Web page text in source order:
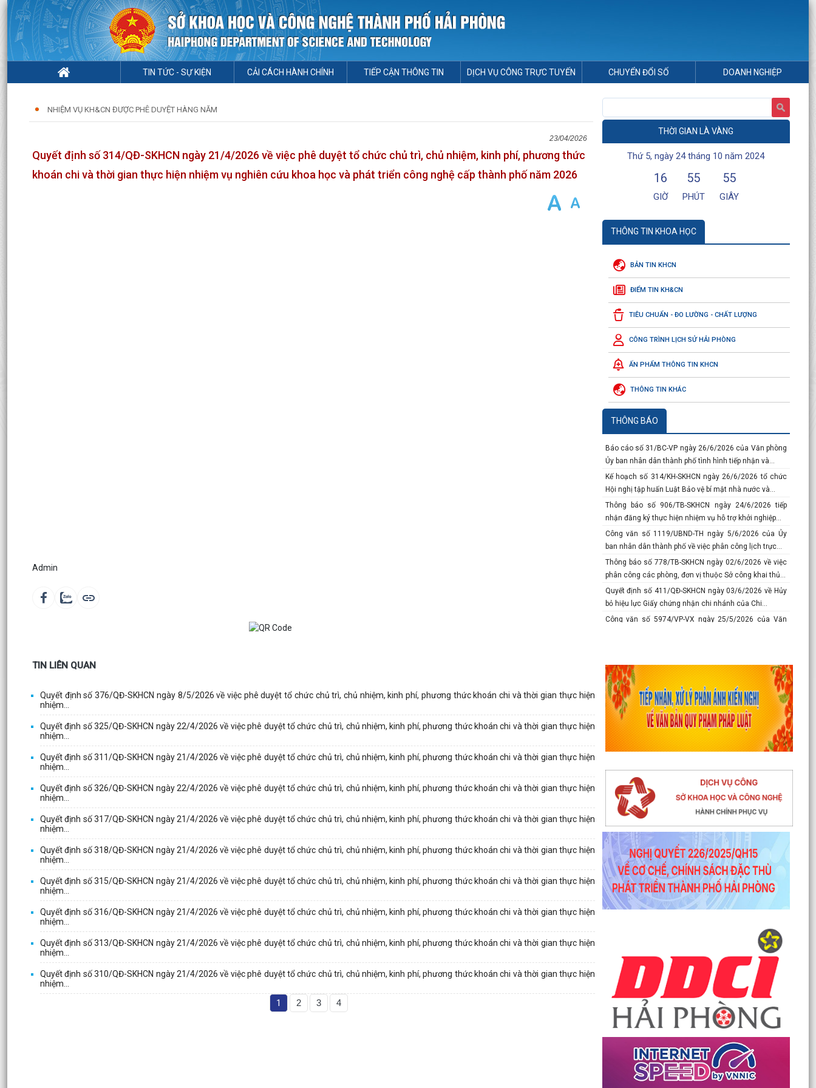
TIN TỨC - SỰ KIỆN CẢI CÁCH HÀNH CHÍNH TIẾP CẬN THÔNG TIN DỊCH VỤ CÔNG TRỰC TUYẾN CHUYỂN ĐỔI SỐ DOANH NGHIỆP
NHIỆM VỤ KH&CN ĐƯỢC PHÊ DUYỆT HÀNG NĂM
23/04/2026
Quyết định số 314/QĐ-SKHCN ngày 21/4/2026 về việc phê duyệt tổ chức chủ trì, chủ nhiệm, kinh phí, phương thức
khoán chi và thời gian thực hiện nhiệm vụ nghiên cứu khoa học và phát triển công nghệ cấp thành phố năm 2026
Admin
TIN LIÊN QUAN
Quyết định số 376/QĐ-SKHCN ngày 8/5/2026 về việc phê duyệt tổ chức chủ trì, chủ nhiệm, kinh phí, phương thức khoán chi và thời gian thực hiện
nhiệm...
Quyết định số 325/QĐ-SKHCN ngày 22/4/2026 về việc phê duyệt tổ chức chủ trì, chủ nhiệm, kinh phí, phương thức khoán chi và thời gian thực hiện
nhiệm...
Quyết định số 311/QĐ-SKHCN ngày 21/4/2026 về việc phê duyệt tổ chức chủ trì, chủ nhiệm, kinh phí, phương thức khoán chi và thời gian thực hiện
nhiệm...
Quyết định số 326/QĐ-SKHCN ngày 22/4/2026 về việc phê duyệt tổ chức chủ trì, chủ nhiệm, kinh phí, phương thức khoán chi và thời gian thực hiện
nhiệm...
Quyết định số 317/QĐ-SKHCN ngày 21/4/2026 về việc phê duyệt tổ chức chủ trì, chủ nhiệm, kinh phí, phương thức khoán chi và thời gian thực hiện
nhiệm...
Quyết định số 318/QĐ-SKHCN ngày 21/4/2026 về việc phê duyệt tổ chức chủ trì, chủ nhiệm, kinh phí, phương thức khoán chi và thời gian thực hiện
nhiệm...
Quyết định số 315/QĐ-SKHCN ngày 21/4/2026 về việc phê duyệt tổ chức chủ trì, chủ nhiệm, kinh phí, phương thức khoán chi và thời gian thực hiện
nhiệm...
Quyết định số 316/QĐ-SKHCN ngày 21/4/2026 về việc phê duyệt tổ chức chủ trì, chủ nhiệm, kinh phí, phương thức khoán chi và thời gian thực hiện
nhiệm...
Quyết định số 313/QĐ-SKHCN ngày 21/4/2026 về việc phê duyệt tổ chức chủ trì, chủ nhiệm, kinh phí, phương thức khoán chi và thời gian thực hiện
nhiệm...
Quyết định số 310/QĐ-SKHCN ngày 21/4/2026 về việc phê duyệt tổ chức chủ trì, chủ nhiệm, kinh phí, phương thức khoán chi và thời gian thực hiện
nhiệm...
1 2 3 4
THỜI GIAN LÀ VÀNG
Thứ 5, ngày 24 tháng 10 năm 2024
16
GIỜ
55
PHÚT
55
GIÂY
THÔNG TIN KHOA HỌC
BẢN TIN KHCN
ĐIỂM TIN KH&CN
TIÊU CHUẨN - ĐO LƯỜNG - CHẤT LƯỢNG
CÔNG TRÌNH LỊCH SỬ HẢI PHÒNG
ẤN PHẨM THÔNG TIN KHCN
THÔNG TIN KHÁC
THÔNG BÁO
Thông báo số 117-TB/VPTW ngày 04/7/2026 của của
Văn phòng Trung ương Đảng về Kết luận của đồng
chí...
Công văn số 3219/SKHCN-QLCN ngày 23/7/2026 về
việc đề cử doanh nghiệp tham gia xét chọn và vinh...
Báo cáo số 134-BC/ĐU ngày 10/7/2026 của Đảng ủy
Báo cáo số 458/BC-SKHCN ngày 06/7/2026 tổng kết
việc thi hành pháp luật về xét công nhận hiệu quả...
Thông báo số 934/TB-SKHCN ngày 29/6/2026 về việc
tiếp nhận hồ sơ đề nghị hỗ trợ theo phương thức hỗ...
Báo cáo số 31/BC-VP ngày 26/6/2026 của Văn phòng
Ủy ban nhân dân thành phố tình hình tiếp nhận và...
Kế hoạch số 314/KH-SKHCN ngày 26/6/2026 tổ chức
Hội nghị tập huấn Luật Bảo vệ bí mật nhà nước và...
Thông báo số 906/TB-SKHCN ngày 24/6/2026 tiếp
nhận đăng ký thực hiện nhiệm vụ hỗ trợ khởi nghiệp...
Công văn số 1119/UBND-TH ngày 5/6/2026 của Ủy
ban nhân dân thành phố về việc phân công lịch trực...
Thông báo số 778/TB-SKHCN ngày 02/6/2026 về việc
phân công các phòng, đơn vị thuộc Sở công khai thủ...
Quyết định số 411/QĐ-SKHCN ngày 03/6/2026 về Hủy
bỏ hiệu lực Giấy chứng nhận chi nhánh của Chi...
Công văn số 5974/VP-VX ngày 25/5/2026 của Văn
tế về việc hướng dẫn nội dung chuyên môn khám
sức...
Thông báo số 618/TB-SKHCN ngày 10/5/2026 Số điện
thoại đường dây nóng và trang Facebook tiếp nhận...
Báo cáo số 277-BC/TU ngày 08/5/2026 của Thành ủy
về tình hình thự hiện nhiệm vụ tháng 4; nhiệm vụ,...
Ban thường vụ Thành ủy về tình hình thực hiện
nhiệm...
Công văn số 5167/VP-VX ngày 10/5/2026 của Văn
phòng Ủy ban nhân dân thành phố về việc tăng
cường...
Công văn số 1747/SKHCN-CCTĐC ngày 07/5/2026 về
việc đề nghị xem xét, nâng cấp, cải tiến hệ thống...
Thông báo số 370-TB/TU ngày 06/5/2026 ý kiến của
Thường trực Thành ủy về công tác chuẩn bị tổ chức...
Thông báo số 594/TB-SKHCN ngày 05/5/2026 Kết luận
Hội nghị đối thoại và giải quyết kiến nghị của...
Công văn số 4621/SYT-CCDSTE ngày 05/5/2026 của
Sở Y tế về việc tăng cường đảm bảo an toàn, phòng...
Công văn số 3817/STC-ĐKKD&QLDN ngày 04/5/2026
của Sở Tài chính về việc tuyên truyền, phổ biến kêu...
Công văn số 1524/SKHCN-HTS&CNg ngày 22/4/2026
Quyết định ban hành Quy chế phối hợp trong hoạt
động...
Công văn số 1456/SKHCN-QLCN ngày 17/4/2026 về
việc hưởng ứng Ngày Sáng tạo và Đổi mới sáng tạo
Công văn số 65-CV/BTGDVĐU ngày 27/3/2026 của
Ban tuyên giáo và Dân vận về việc tuyên truyền kỷ